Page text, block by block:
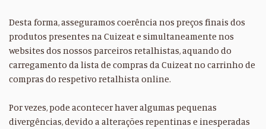
Desta forma, asseguramos coerência nos preços finais dos
produtos presentes na Cuizeat e simultaneamente nos
websites dos nossos parceiros retalhistas, aquando do
carregamento da lista de compras da Cuizeat no carrinho de
compras do respetivo retalhista online.
Por vezes, pode acontecer haver algumas pequenas
divergências, devido a alterações repentinas e inesperadas